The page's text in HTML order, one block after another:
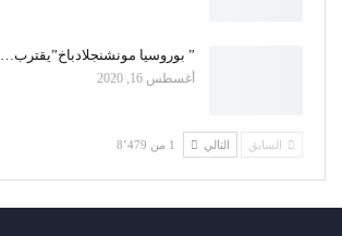
” بوروسيا مونشنجلادباخ”يقترب…
أغسطس 16, 2020
السابق التالي 1 من 8٬479